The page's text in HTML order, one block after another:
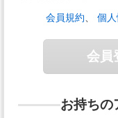
会員規約 個
会員
お持ちの